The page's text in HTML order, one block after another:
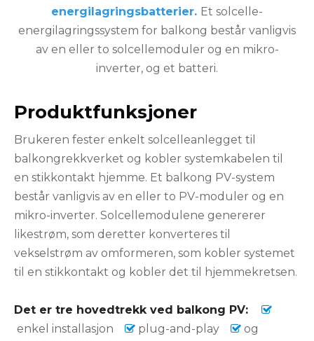
energilagringsbatterier. Et solcelle-
energilagringssystem for balkong består vanligvis
av en eller to solcellemoduler og en mikro-
inverter, og et batteri.
Produktfunksjoner
Brukeren fester enkelt solcelleanlegget til
balkongrekkverket og kobler systemkabelen til
en stikkontakt hjemme. Et balkong PV-system
består vanligvis av en eller to PV-moduler og en
mikro-inverter. Solcellemodulene genererer
likestrøm, som deretter konverteres til
vekselstrøm av omformeren, som kobler systemet
til en stikkontakt og kobler det til hjemmekretsen.
Det er tre hovedtrekk ved balkong PV: 
enkel installasjon  plug-and-play  og